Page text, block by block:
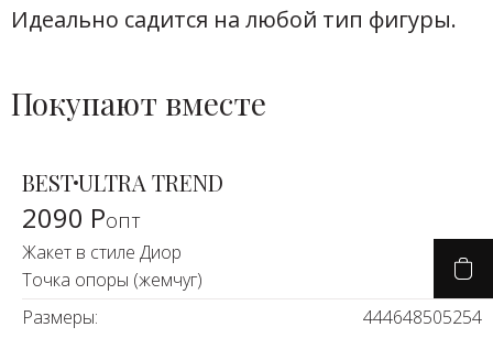
Идеально садится на любой тип фигуры.
Покупают вместе
BESTULTRA TREND
2090 Ропт
Жакет в стиле Диор
Точка опоры (жемчуг)
Размеры:
444648505254